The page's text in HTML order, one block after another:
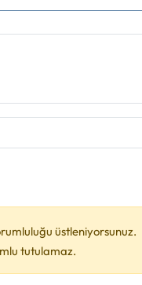
üstleniyorsunuz.
tutulamaz.